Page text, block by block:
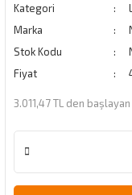
Kategori
Marka
Stok Kodu
Fiyat
3.011,47 TL den